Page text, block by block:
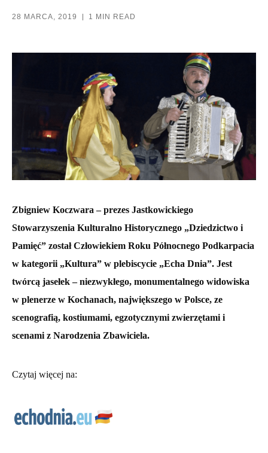
28 MARCA, 2019 1 MIN READ
Zbigniew Koczwara – prezes Jastkowickiego
Stowarzyszenia Kulturalno Historycznego „Dziedzictwo i
Pamięć” został Człowiekiem Roku Północnego Podkarpacia
w kategorii „Kultura” w plebiscycie „Echa Dnia”. Jest
twórcą jasełek – niezwykłego, monumentalnego widowiska
w plenerze w Kochanach, największego w Polsce, ze
scenografią, kostiumami, egzotycznymi zwierzętami i
scenami z Narodzenia Zbawiciela.
Czytaj więcej na: